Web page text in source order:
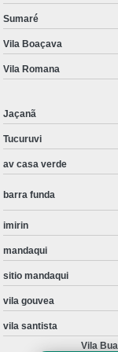
Instalação de
Instalação
Instalação
de Lavar
Instalação de
Instalação de
Maquina Lava
Lava e Seca
Samsung
a Gas
Manutenção em
Sumaré
Vila Boaçava
Vila Romana
Jaçanã
Tucuruvi
av casa verde
barra funda
imirin
mandaqui
sitio mandaqui
vila gouvea
vila santista
Vila